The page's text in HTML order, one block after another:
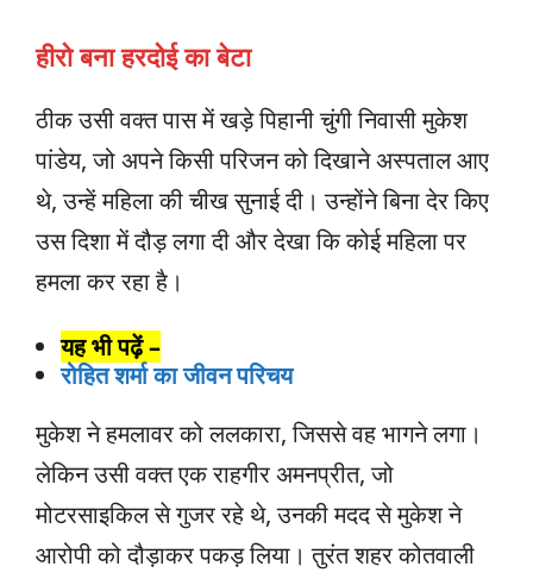
हीरो बना हरदोई का बेटा
ठीक उसी वक्त पास में खड़े पिहानी चुंगी निवासी मुकेश
पांडेय, जो अपने किसी परिजन को दिखाने अस्पताल आए
थे, उन्हें महिला की चीख सुनाई दी। उन्होंने बिना देर किए
उस दिशा में दौड़ लगा दी और देखा कि कोई महिला पर
हमला कर रहा है।
यह भी पढ़ें –
रोहित शर्मा का जीवन परिचय
मुकेश ने हमलावर को ललकारा, जिससे वह भागने लगा।
लेकिन उसी वक्त एक राहगीर अमनप्रीत, जो
मोटरसाइकिल से गुजर रहे थे, उनकी मदद से मुकेश ने
आरोपी को दौड़ाकर पकड़ लिया। तुरंत शहर कोतवाली